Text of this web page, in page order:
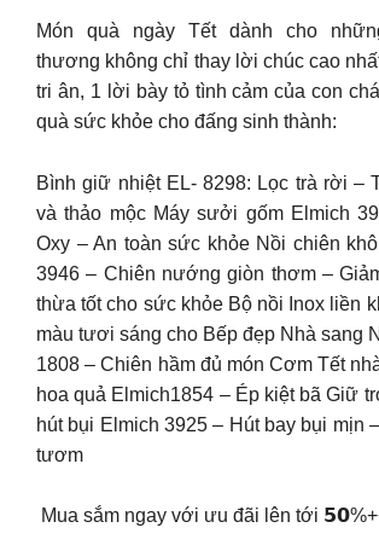
Món quà ngày Tết dành cho
thương không chỉ thay lời chúc cao
tri ân, 1 lời bày tỏ tình cảm của con
quà sức khỏe cho đấng sinh thành:
Bình giữ nhiệt EL- 8298: Lọc trà rời –
và thảo mộc Máy sưởi gốm Elmich
Oxy – An toàn sức khỏe Nồi chiên
3946 – Chiên nướng giòn thơm –
thừa tốt cho sức khỏe Bộ nồi Inox liền
màu tươi sáng cho Bếp đẹp Nhà sang
1808 – Chiên hầm đủ món Cơm Tết
hoa quả Elmich1854 – Ép kiệt bã Giữ
hút bụi Elmich 3925 – Hút bay bụi mịn
tươm
Mua sắm ngay với ưu đãi lên tới